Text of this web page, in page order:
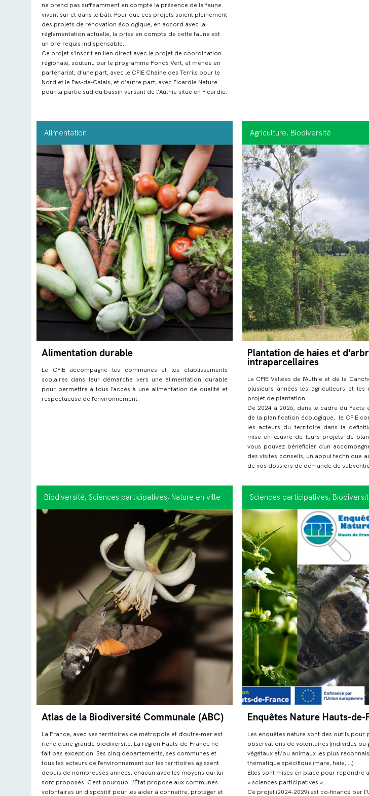
ne prend pas suffisamment en compte la présence de la faune
vivant sur et dans le bâti. Pour que ces projets soient pleinement
des projets de rénovation écologique, en accord avec la
réglementation actuelle, la prise en compte de cette faune est
un pré-requis indispensable.
Ce projet s’inscrit en lien direct avec le projet de coordination
régionale, soutenu par le programme Fonds Vert, et menée en
partenariat, d’une part, avec le CPIE Chaîne des Terrils pour le
Nord et le Pas-de-Calais, et d’autre part, avec Picardie Nature
pour la partie sud du bassin versant de l’Authie situé en Picardie.
Alimentation
Alimentation durable
Le CPIE accompagne les communes et les établissements
scolaires dans leur démarche vers une alimentation durable
pour permettre à tous l'accès à une alimentation de qualité et
respectueuse de l'environnement.
Agriculture, Biodiversité
Plantation de haies et
intraparcellaires
Le CPIE Vallées de l'Authie et de la
plusieurs années les agriculteurs et les
projet de plantation.
De 2024 à 2026, dans le cadre du Pacte
de la planification écologique, le CPIE
les acteurs du territoire dans la
mise en œuvre de leurs projets de
vous pouvez bénéficier d'un
des visites conseils, un appui technique
de vos dossiers de demande de
Biodiversité, Sciences participatives, Nature en ville
Atlas de la Biodiversité Communale (ABC)
La France, avec ses territoires de métropole et d'outre-mer est
riche d'une grande biodiversité. La région Hauts-de-France ne
fait pas exception. Ses cinq départements, ses communes et
tous les acteurs de l'environnement sur les territoires agissent
depuis de nombreuses années, chacun avec les moyens qui lui
sont proposés. C'est pourquoi l’État propose aux communes
volontaires un dispositif pour les aider à connaître, protéger et
Sciences participatives,
Enquêtes Nature Hauts-de-
Les enquêtes nature sont des outils pour
observations de volontaires (individus ou
végétaux et/ou animaux les plus
thématique spécifique (mare, haie, …).
Elles sont mises en place pour répondre
« sciences participatives ».
Ce projet (2024-2029) est co-financé par